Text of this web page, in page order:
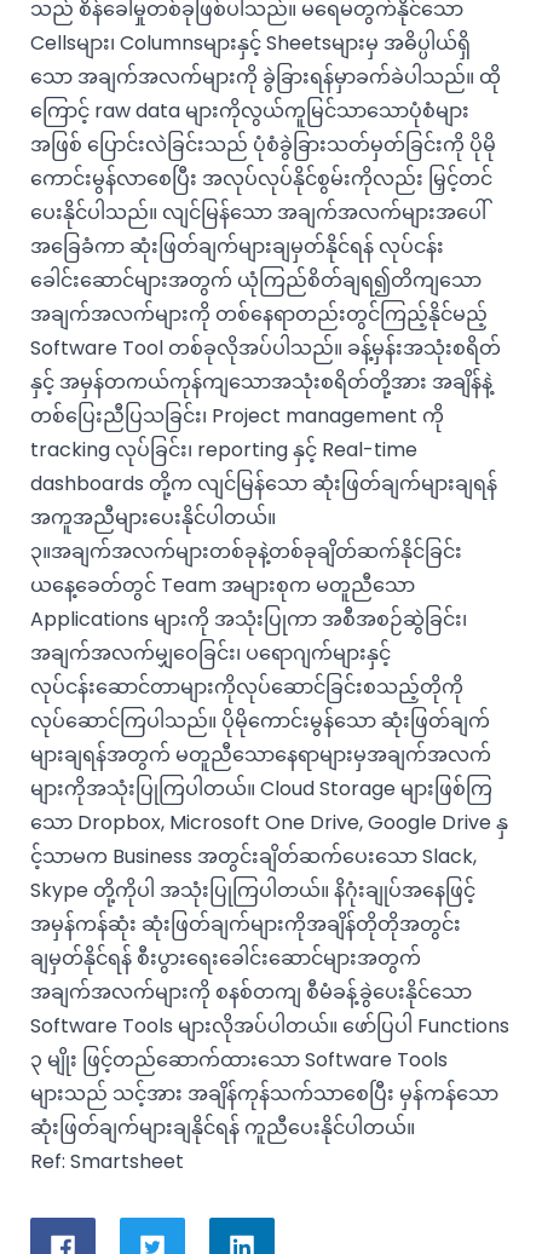
သည် စိန်ခေါ်မှုတစ်ခုဖြစ်ပါသည်။ မရေမတွက်နိုင်သော
Cellsများ၊ Columnsများနှင့် Sheetsများမှ အဓိပ္ပါယ်ရှိ
သော အချက်အလက်များကို ခွဲခြားရန်မှာခက်ခဲပါသည်။ ထို
ကြောင့် raw data များကိုလွယ်ကူမြင်သာသောပုံစံများ
အဖြစ် ပြောင်းလဲခြင်းသည် ပုံစံခွဲခြားသတ်မှတ်ခြင်းကို ပိုမို
ကောင်းမွန်လာစေပြီး အလုပ်လုပ်နိုင်စွမ်းကိုလည်း မြှင့်တင်
ပေးနိုင်ပါသည်။ လျင်မြန်သော အချက်အလက်များအပေါ်
အခြေခံကာ ဆုံးဖြတ်ချက်များချမှတ်နိုင်ရန် လုပ်ငန်း
ခေါင်းဆောင်များအတွက် ယုံကြည်စိတ်ချရ၍တိကျသော
အချက်အလက်များကို တစ်နေရာတည်းတွင်ကြည့်နိုင်မည့်
Software Tool တစ်ခုလိုအပ်ပါသည်။ ခန့်မှန်းအသုံးစရိတ်
နှင့် အမှန်တကယ်ကုန်ကျသောအသုံးစရိတ်တို့အား အချိန်နဲ့
တစ်ပြေးညီပြသခြင်း၊ Project management ကို
tracking လုပ်ခြင်း၊ reporting နှင့် Real-time
dashboards တို့က လျင်မြန်သော ဆုံးဖြတ်ချက်များချရန်
အကူအညီများပေးနိုင်ပါတယ်။
၃။အချက်အလက်များတစ်ခုနဲ့တစ်ခုချိတ်ဆက်နိုင်ခြင်း
ယနေ့ခေတ်တွင် Team အများစုက မတူညီသော
Applications များကို အသုံးပြုကာ အစီအစဉ်ဆွဲခြင်း၊
အချက်အလက်မျှဝေခြင်း၊ ပရောဂျက်များနှင့်
လုပ်ငန်းဆောင်တာများကိုလုပ်ဆောင်ခြင်းစသည့်တိုကို
လုပ်ဆောင်ကြပါသည်။ ပိုမိုကောင်းမွန်သော ဆုံးဖြတ်ချက်
များချရန်အတွက် မတူညီသောနေရာများမှအချက်အလက်
များကိုအသုံးပြုကြပါတယ်။ Cloud Storage များဖြစ်ကြ
သော Dropbox, Microsoft One Drive, Google Drive နှ
င့်သာမက Business အတွင်းချိတ်ဆက်ပေးသော Slack,
Skype တို့ကိုပါ အသုံးပြုကြပါတယ်။ နိဂုံးချုပ်အနေဖြင့်
အမှန်ကန်ဆုံး ဆုံးဖြတ်ချက်များကိုအချိန်တိုတိုအတွင်း
ချမှတ်နိုင်ရန် စီးပွားရေးခေါင်းဆောင်များအတွက်
အချက်အလက်များကို စနစ်တကျ စီမံခန့်ခွဲပေးနိုင်သော
Software Tools များလိုအပ်ပါတယ်။ ဖော်ပြပါ Functions
၃ မျိုး ဖြင့်တည်ဆောက်ထားသော Software Tools
များသည် သင့်အား အချိန်ကုန်သက်သာစေပြီး မှန်ကန်သော
ဆုံးဖြတ်ချက်များချနိုင်ရန် ကူညီပေးနိုင်ပါတယ်။
Ref: Smartsheet